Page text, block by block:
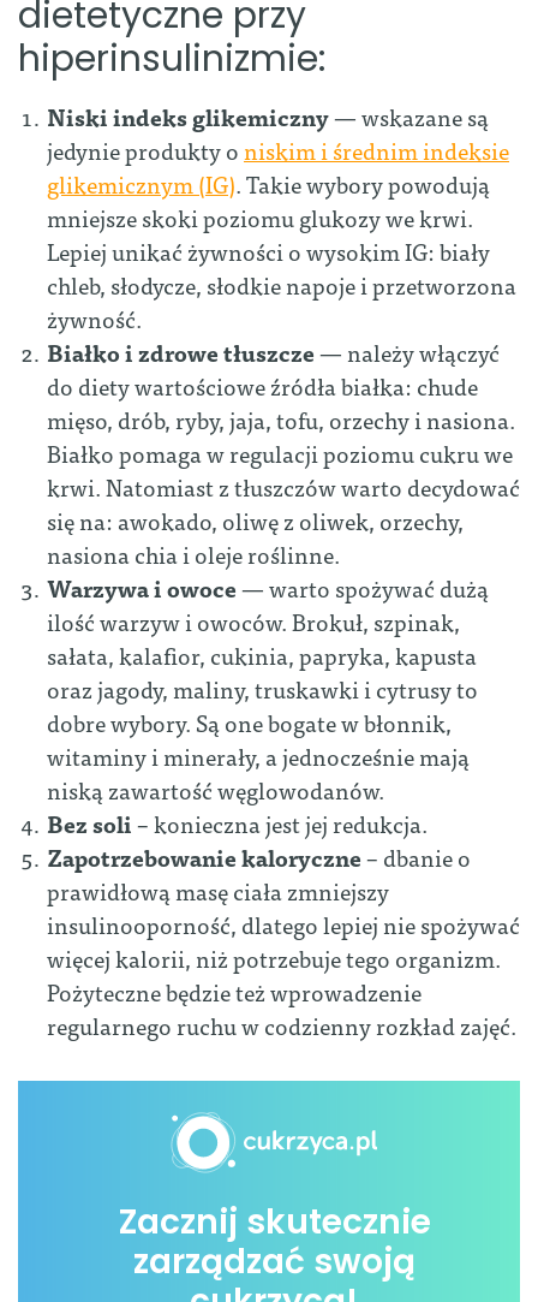
dietetyczne przy
hiperinsulinizmie:
Niski indeks glikemiczny— wskazane są
jedynie produkty oniskim i średnim indeksie
glikemicznym (IG). Takie wybory powodują
mniejsze skoki poziomu glukozy we krwi.
Lepiej unikać żywności o wysokim IG: biały
chleb, słodycze, słodkie napoje i przetworzona
żywność.
Białko i zdrowe tłuszcze— należy włączyć
do diety wartościowe źródła białka: chude
mięso, drób, ryby, jaja, tofu, orzechy i nasiona.
Białko pomaga w regulacji poziomu cukru we
krwi. Natomiast z tłuszczów warto decydować
się na: awokado, oliwę z oliwek, orzechy,
nasiona chia i oleje roślinne.
Warzywa i owoce— warto spożywać dużą
ilość warzyw i owoców. Brokuł, szpinak,
sałata, kalafior, cukinia, papryka, kapusta
oraz jagody, maliny, truskawki i cytrusy to
dobre wybory. Są one bogate w błonnik,
witaminy i minerały, a jednocześnie mają
niską zawartość węglowodanów.
Bez soli– konieczna jest jej redukcja.
Zapotrzebowanie kaloryczne– dbanie o
prawidłową masę ciała zmniejszy
insulinooporność, dlatego lepiej nie spożywać
więcej kalorii, niż potrzebuje tego organizm.
Pożyteczne będzie też wprowadzenie
regularnego ruchu w codzienny rozkład zajęć.
Zacznij skutecznie
zarządzać swoją